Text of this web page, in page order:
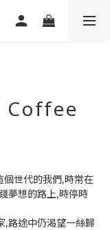
Coffee
世代的我們,時常在
夢想的路上,時停時
,路途中仍渴望一絲歸